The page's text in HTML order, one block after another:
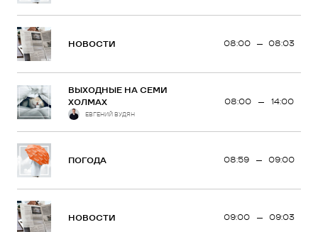
НОВОСТИ 08:00 08:03
ВЫХОДНЫЕ НА СЕМИ
ХОЛМАХ
ЕВГЕНИЙ ВУДЯН
08:00 14:00
ПОГОДА 08:59 09:00
НОВОСТИ 09:00 09:03